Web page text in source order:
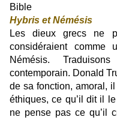
Bible
Hybris et Némésis
Les dieux grecs ne
considéraient comme
Némésis.
contemporain. Donald
de sa fonction, amoral,
éthiques, ce qu’il dit il
ne pense pas ce qu’il